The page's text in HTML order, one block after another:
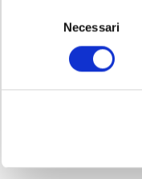
Necessari